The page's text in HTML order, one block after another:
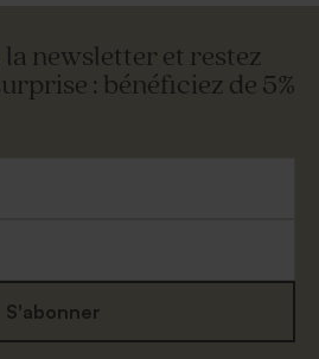
newsletter et restez
: bénéficiez de 5%
S'abonner